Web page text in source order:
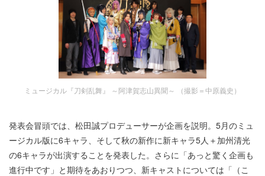
ミュージカル『刀剣乱舞』 ～阿津賀志山異聞～ （撮影＝中原義史）
発表会冒頭では、松田誠プロデューサーが企画を説明。5月のミュ
ージカル版に6キャラ、そして秋の新作に新キャラ5人＋加州清光
の6キャラが出演することを発表した。さらに「あっと驚く企画も
進行中です」と期待をあおりつつ、新キャストについては「（こ